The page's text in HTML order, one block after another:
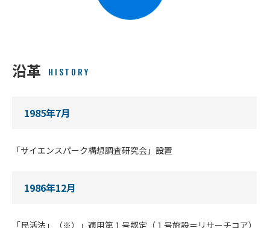
沿革 HISTORY
1985年7月
「サイエンスパーク構想調査研究会」設置
1986年12月
「民活法」（※）」適用第１号認定（１号施設＝リサーチコア）